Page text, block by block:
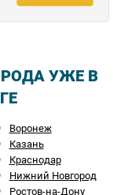
УЖЕ В
Воронеж
Казань
Краснодар
Нижний Новгород
Ростов-на-Дону